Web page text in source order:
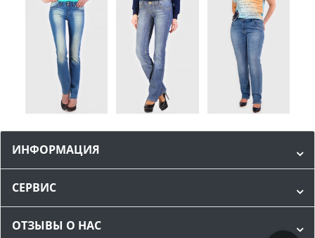
ИНФОРМАЦИЯ
СЕРВИС
ОТЗЫВЫ О НАС